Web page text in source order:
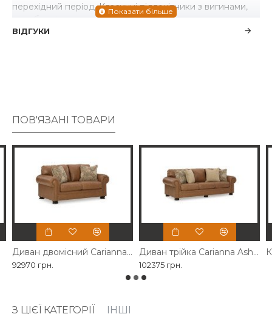
перехідний період. Класичні підлокітники з вигинами,
оздоблені цвяхами, обмежують зручні подушки,
додаючи їм особливого шарму. Він доступний, але
ВІДГУКИ
ПОВ'ЯЗАНІ ТОВАРИ
Диван двомісний Carianna Ashley
92970 грн.
Диван трійка Carianna Ashley
102375 грн.
З ЦІЄЇ КАТЕГОРІЇ ІНШІ